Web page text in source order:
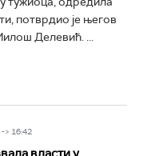
потврдио је његов
Делевић. ...
> 16:42